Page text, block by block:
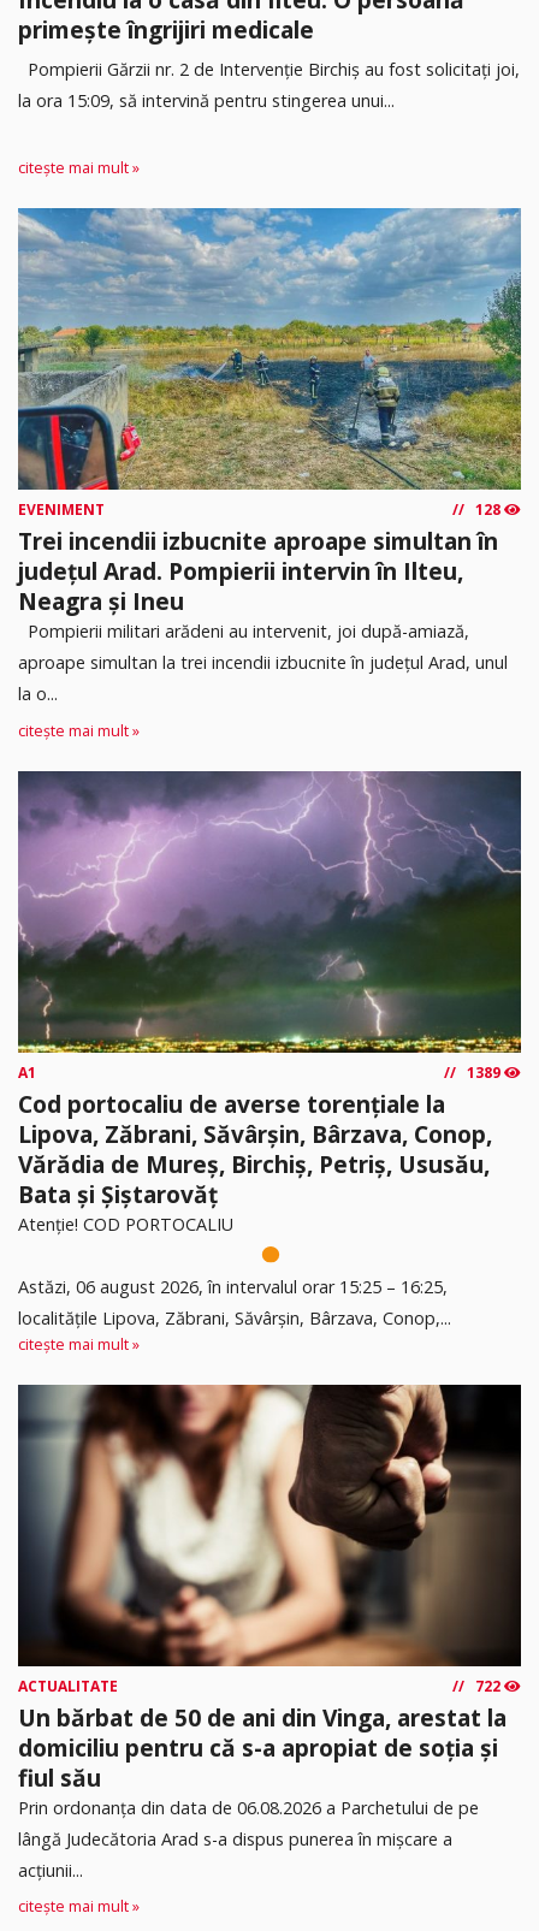
primește îngrijiri medicale
Pompierii Gărzii nr. 2 de Intervenție Birchiș au fost solicitați joi,
la ora 15:09, să intervină pentru stingerea unui...
citește mai mult »
EVENIMENT 128
Trei incendii izbucnite aproape simultan în
județul Arad. Pompierii intervin în Ilteu,
Neagra și Ineu
Pompierii militari arădeni au intervenit, joi după-amiază,
aproape simultan la trei incendii izbucnite în județul Arad, unul
la o...
citește mai mult »
A1 1389
Cod portocaliu de averse torențiale la
Lipova, Zăbrani, Săvârșin, Bârzava, Conop,
Vărădia de Mureș, Birchiș, Petriș, Ususău,
Bata și Șiștarovăț
Atenție! COD PORTOCALIU
Astăzi, 06 august 2026, în intervalul orar 15:25 – 16:25,
localitățile Lipova, Zăbrani, Săvârșin, Bârzava, Conop,...
citește mai mult »
ACTUALITATE 722
Un bărbat de 50 de ani din Vinga, arestat la
domiciliu pentru că s-a apropiat de soția și
fiul său
Prin ordonanța din data de 06.08.2026 a Parchetului de pe
lângă Judecătoria Arad s-a dispus punerea în mişcare a
acţiunii...
citește mai mult »